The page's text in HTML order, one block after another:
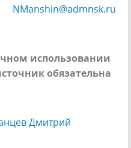
NManshin@admnsk.ru
использовании
обязательна
Дмитрий